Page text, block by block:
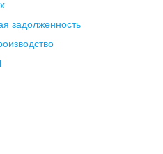
задолженность